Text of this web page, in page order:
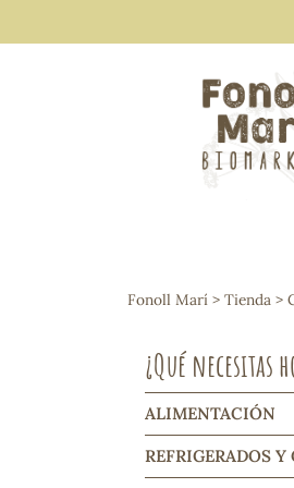
Arroces y
Frutos
Cereales,
Galletas y
Vinos y cavas
Harinas y
Pasta
Fonoll Marí > Tienda >
¿Qué necesitas
ALIMENTACIÓN
REFRIGERADOS